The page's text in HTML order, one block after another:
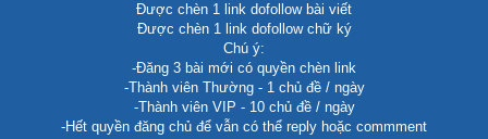
Được chèn 1 link dofollow bài viết
Được chèn 1 link dofollow chữ ký
Chú ý:
-Đăng 3 bài mới có quyền chèn link
-Thành viên Thường - 1 chủ đề / ngày
-Thành viên VIP - 10 chủ đề / ngày
-Hết quyền đăng chủ để vẫn có thể reply hoặc commment